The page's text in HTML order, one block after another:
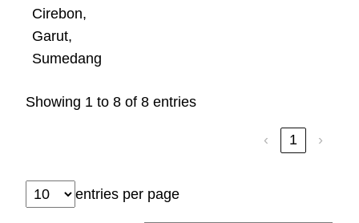
Cirebon,
Garut,
Sumedang
Showing 1 to 8 of 8 entries
‹ 1 ›
entries per page